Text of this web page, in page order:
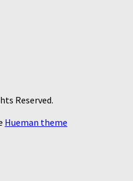
Reserved.
Hueman theme